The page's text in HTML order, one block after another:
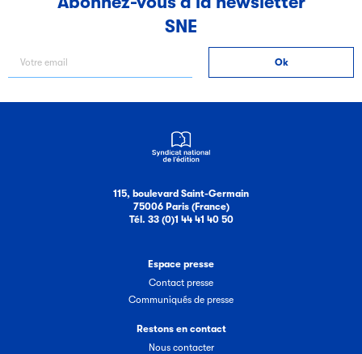
SNE
115, boulevard Saint-Germain
75006 Paris (France)
Tél. 33 (0)1 44 41 40 50
Espace presse
Contact presse
Communiqués de presse
Restons en contact
Nous contacter
Filéas